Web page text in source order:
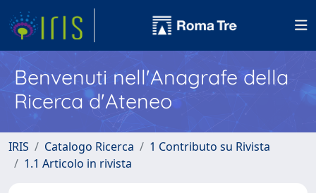
Benvenuti nell'Anagrafe della
Ricerca d'Ateneo
IRIS Catalogo Ricerca
1 Contributo su Rivista
1.1 Articolo in rivista